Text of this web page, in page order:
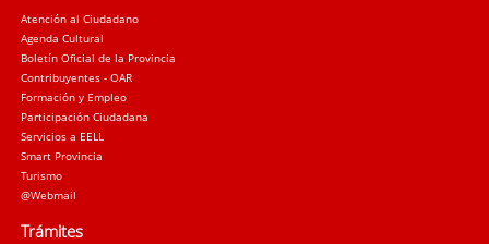
Atención al Ciudadano
Agenda Cultural
Boletín Oficial de la Provincia
Contribuyentes - OAR
Formación y Empleo
Participación Ciudadana
Servicios a EELL
Smart Provincia
Turismo
@Webmail
Trámites